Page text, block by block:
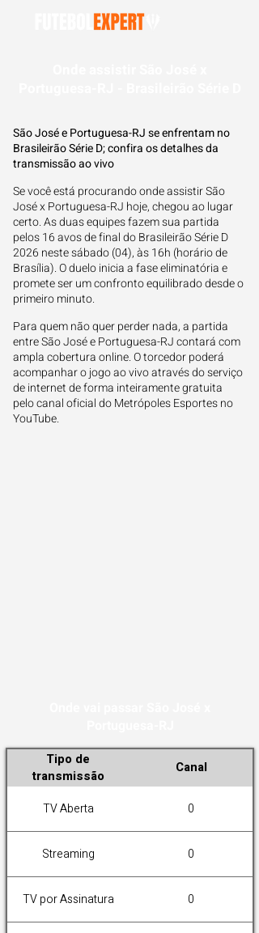
São José e Portuguesa-RJ se enfrentam no
Brasileirão Série D; confira os detalhes da
transmissão ao vivo
Se você está procurando onde assistir São
José x Portuguesa-RJ hoje, chegou ao lugar
certo. As duas equipes fazem sua partida
pelos 16 avos de final do Brasileirão Série D
2026 neste sábado (04), às 16h (horário de
Brasília). O duelo inicia a fase eliminatória e
promete ser um confronto equilibrado desde o
primeiro minuto.
Para quem não quer perder nada, a partida
entre São José e Portuguesa-RJ contará com
ampla cobertura online. O torcedor poderá
acompanhar o jogo ao vivo através do serviço
de internet de forma inteiramente gratuita
pelo canal oficial do Metrópoles Esportes no
YouTube.
Tipo de
transmissão
Canal
TV Aberta 0
Streaming 0
TV por Assinatura 0